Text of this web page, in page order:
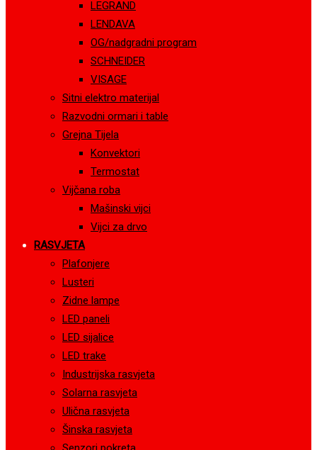
LEGRAND
LENDAVA
OG/nadgradni program
SCHNEIDER
VISAGE
Sitni elektro materijal
Razvodni ormari i table
Grejna Tijela
Konvektori
Termostat
Vijčana roba
Mašinski vijci
Vijci za drvo
RASVJETA
Plafonjere
Lusteri
Zidne lampe
LED paneli
LED sijalice
LED trake
Industrijska rasvjeta
Solarna rasvjeta
Ulična rasvjeta
Šinska rasvjeta